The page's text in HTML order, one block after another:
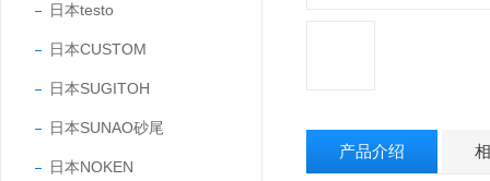
日本testo
日本CUSTOM
日本SUGITOH
日本SUNAO砂尾
日本NOKEN
产品介绍